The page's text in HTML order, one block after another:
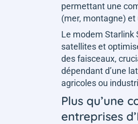
permettant une
(mer, montagne)
Le modem Starlink
satellites et
des faisceaux,
dépendant d’une
agricoles ou
Plus qu’une
entreprises